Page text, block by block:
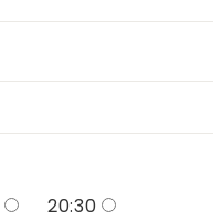
20:30